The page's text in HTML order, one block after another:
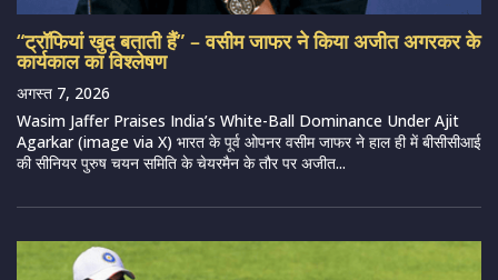
“ट्रॉफियां खुद बताती हैं” – वसीम जाफर ने किया अजीत अगरकर के
कार्यकाल का विश्लेषण
अगस्त 7, 2026
Wasim Jaffer Praises India’s White-Ball Dominance Under Ajit
Agarkar (image via X) भारत के पूर्व ओपनर वसीम जाफर ने हाल ही में बीसीसीआई
की सीनियर पुरुष चयन समिति के चेयरमैन के तौर पर अजीत...